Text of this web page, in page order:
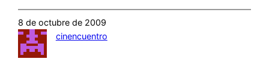
8 de octubre de 2009
cinencuentro